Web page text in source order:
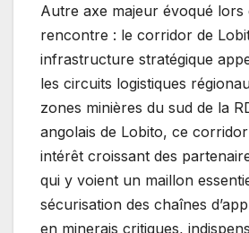
Autre axe majeur évoqué lors
rencontre : le corridor de
infrastructure stratégique
les circuits logistiques
zones minières du sud de la
angolais de Lobito, ce
intérêt croissant des
qui y voient un maillon
sécurisation des chaînes
en minerais critiques,